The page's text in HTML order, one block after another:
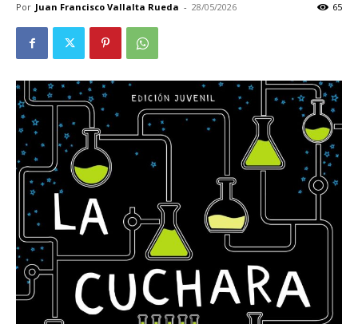
Por Juan Francisco Vallalta Rueda - 28/05/2026 65